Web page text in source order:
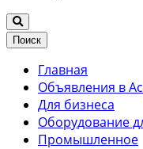
Поиск
Главная
Объявления в
Для бизнеса
Оборудование
Промышленное